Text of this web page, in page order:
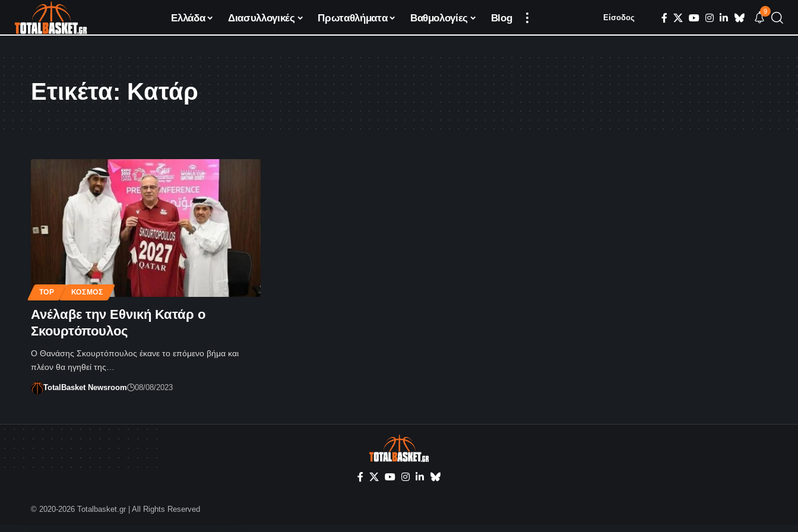
Ελλάδα Διασυλλογικές Πρωταθλήματα Βαθμολογίες Blog Είσοδος
9
Ετικέτα: Κατάρ
TOP ΚΌΣΜΟΣ
Ανέλαβε την Εθνική Κατάρ ο
Σκουρτόπουλος
Ο Θανάσης Σκουρτόπουλος έκανε το επόμενο βήμα και
πλέον θα ηγηθεί της…
TotalBasket Newsroom 08/08/2023
© 2020-2026 Totalbasket.gr | All Rights Reserved